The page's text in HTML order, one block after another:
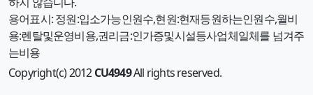
용어표시: 정원:입소가능인원수,현원:현재등원하는인원수,월비
용:렌탈및운영비용,권리금:인가증및시설등사업체일체를 넘겨주
는비용
Copyright(c) 2012CU4949All rights reserved.